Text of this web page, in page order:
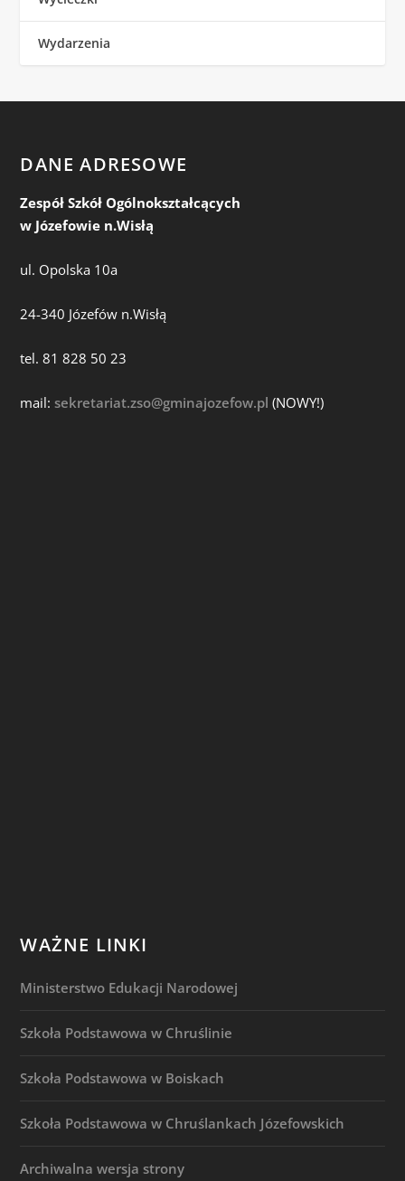
Wydarzenia
DANE ADRESOWE
Zespół Szkół Ogólnokształcących
w Józefowie n.Wisłą
ul. Opolska 10a
24-340 Józefów n.Wisłą
tel. 81 828 50 23
mail:sekretariat.zso@gminajozefow.pl (NOWY!)
WAŻNE LINKI
Ministerstwo Edukacji Narodowej
Szkoła Podstawowa w Chruślinie
Szkoła Podstawowa w Boiskach
Szkoła Podstawowa w Chruślankach Józefowskich
Archiwalna wersja strony